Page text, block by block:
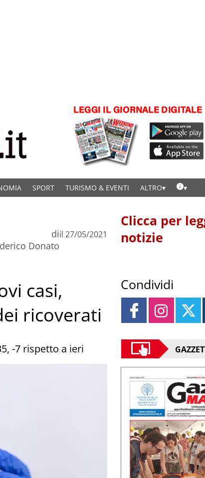
SPORT TURISMO & EVENTI ALTRO
di
Donato
il 27/05/2021
casi,
ricoverati
-7 rispetto a ieri
Clicca per
notizie
Condividi